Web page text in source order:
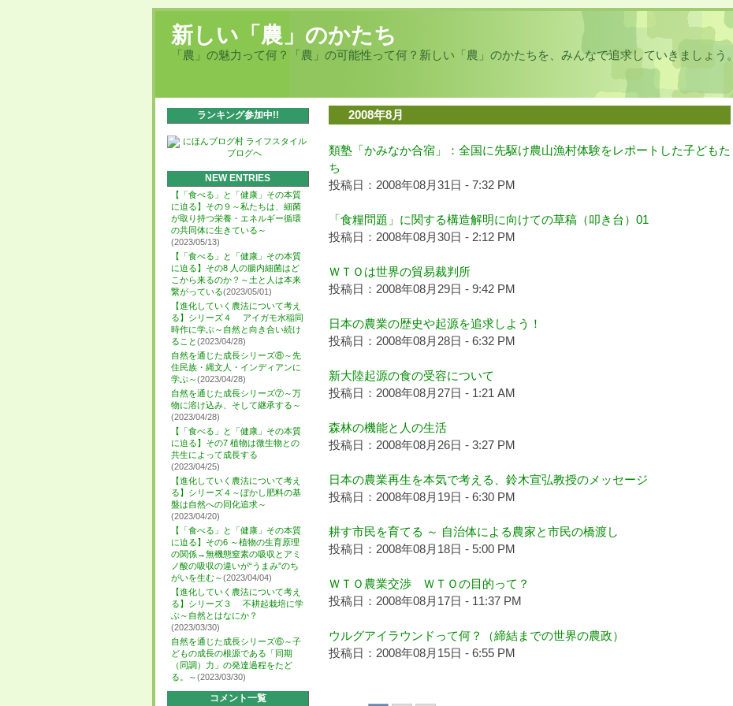
新しい「農」のかたち
「農」の魅力って何？「農」の可能性って何？新しい「農」のかたちを、みんなで追求していきましょう。
ランキング参加中!!
NEW ENTRIES
【「食べる」と「健康」その本質
に迫る】その９～私たちは、細菌
が取り持つ栄養・エネルギー循環
の共同体に生きている～
(2023/05/13)
【「食べる」と「健康」その本質
に迫る】その8 人の腸内細菌はど
こから来るのか？～土と人は本来
繋がっている(2023/05/01)
【進化していく農法について考え
る】シリーズ４ アイガモ水稲同
時作に学ぶ～自然と向き合い続け
ること(2023/04/28)
自然を通じた成長シリーズ⑧～先
住民族・縄文人・インディアンに
学ぶ～(2023/04/28)
自然を通じた成長シリーズ⑦～万
物に溶け込み、そして継承する～
(2023/04/28)
【「食べる」と「健康」その本質
に迫る】その7 植物は微生物との
共生によって成長する
(2023/04/25)
【進化していく農法について考え
る】シリーズ４～ぼかし肥料の基
盤は自然への同化追求～
(2023/04/20)
【「食べる」と「健康」その本質
に迫る】その6 ～植物の生育原理
の関係→無機態窒素の吸収とアミ
ノ酸の吸収の違いが“うまみ”のち
がいを生む～(2023/04/04)
【進化していく農法について考え
る】シリーズ３ 不耕起栽培に学
ぶ～自然とはなにか？
(2023/03/30)
自然を通じた成長シリーズ⑥～子
どもの成長の根源である「同期
（同調）力」の発達過程をたど
る。～(2023/03/30)
コメント一覧
2008年8月
類塾「かみなか合宿」：全国に先駆け農山漁村体験をレポートした子どもた
ち
投稿日：2008年08月31日 - 7:32 PM
「食糧問題」に関する構造解明に向けての草稿（叩き台）01
投稿日：2008年08月30日 - 2:12 PM
ＷＴＯは世界の貿易裁判所
投稿日：2008年08月29日 - 9:42 PM
日本の農業の歴史や起源を追求しよう！
投稿日：2008年08月28日 - 6:32 PM
新大陸起源の食の受容について
投稿日：2008年08月27日 - 1:21 AM
森林の機能と人の生活
投稿日：2008年08月26日 - 3:27 PM
日本の農業再生を本気で考える、鈴木宣弘教授のメッセージ
投稿日：2008年08月19日 - 6:30 PM
耕す市民を育てる ～ 自治体による農家と市民の橋渡し
投稿日：2008年08月18日 - 5:00 PM
ＷＴＯ農業交渉 ＷＴＯの目的って？
投稿日：2008年08月17日 - 11:37 PM
ウルグアイラウンドって何？（締結までの世界の農政）
投稿日：2008年08月15日 - 6:55 PM